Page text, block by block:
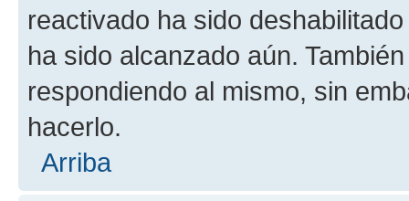
reactivado ha sido
ha sido alcanzado aún.
respondiendo al mismo, sin
hacerlo.
Arriba